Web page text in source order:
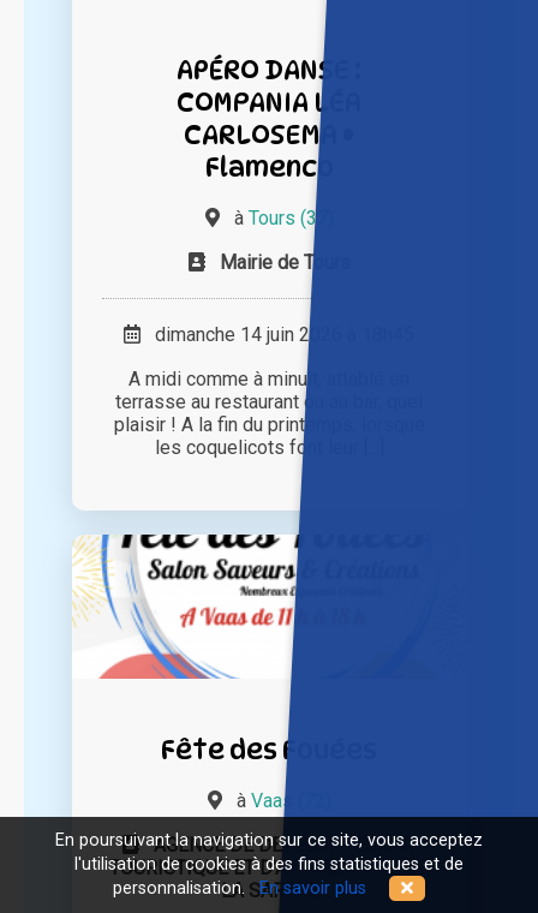
APÉRO DANSE :
COMPANIA LÉA
CARLOSEMA •
Flamenco
à Tours (37)
Mairie de Tours
dimanche 14 juin 2026 à 18h45
A midi comme à minuit, attablé en
terrasse au restaurant ou au bar, quel
plaisir ! A la fin du printemps, lorsque
les coquelicots font leur [...]
Fête des Fouées
à Vaas (72)
AGENCE DE DEVELOPPEMENT
TOURISTIQUE ET D'ATTRACTIVITE DE
LA SARTHE
En poursuivant la navigation sur ce site, vous acceptez
l'utilisation de cookies à des fins statistiques et de
personnalisation.En savoir plus